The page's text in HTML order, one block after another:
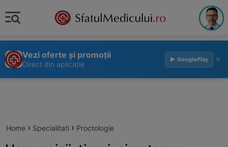
Vezi oferte și promoții
Direct din aplicație
▶ GooglePlay ×
Home › Specialitati › Proctologie